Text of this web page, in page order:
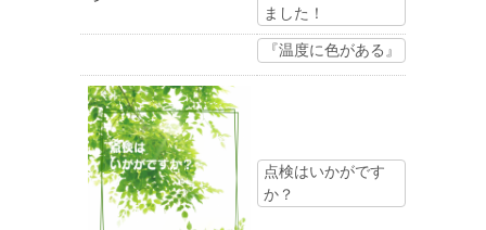
ました！
『温度に色がある』
点検はいかがです
か？